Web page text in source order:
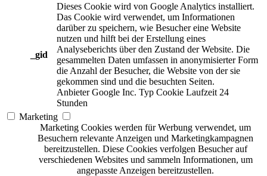
_gid
Dieses Cookie wird von Google Analytics installiert.
Das Cookie wird verwendet, um Informationen
darüber zu speichern, wie Besucher eine Website
nutzen und hilft bei der Erstellung eines
Analyseberichts über den Zustand der Website. Die
gesammelten Daten umfassen in anonymisierter Form
die Anzahl der Besucher, die Website von der sie
gekommen sind und die besuchten Seiten.
Anbieter Google Inc. Typ Cookie Laufzeit 24
Stunden
Marketing
Marketing Cookies werden für Werbung verwendet, um
Besuchern relevante Anzeigen und Marketingkampagnen
bereitzustellen. Diese Cookies verfolgen Besucher auf
verschiedenen Websites und sammeln Informationen, um
angepasste Anzeigen bereitzustellen.